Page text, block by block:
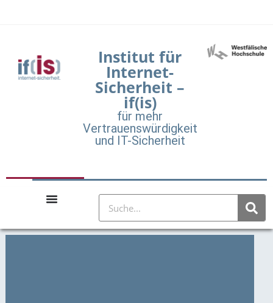
Institut für
Internet-
Sicherheit –
if(is)
für mehr
Vertrauenswürdigkeit
und IT-Sicherheit